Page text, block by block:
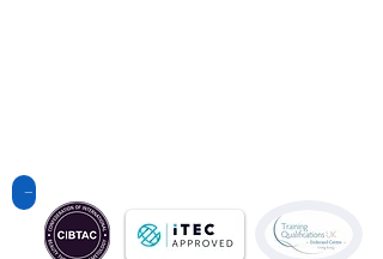
擊查看國際課程